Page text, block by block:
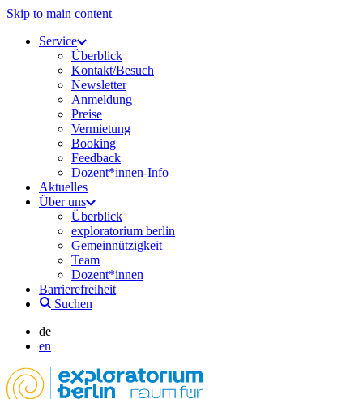
Skip to main content
Service
Überblick
Kontakt/Besuch
Newsletter
Anmeldung
Preise
Vermietung
Booking
Feedback
Dozent*innen-Info
Aktuelles
Über uns
Überblick
exploratorium berlin
Gemeinnützigkeit
Team
Dozent*innen
Barrierefreiheit
Suchen
de
en